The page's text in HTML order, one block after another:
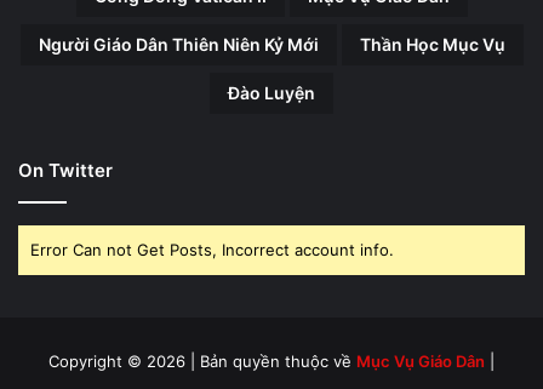
Người Giáo Dân Thiên Niên Kỷ Mới Thần Học Mục Vụ
Đào Luyện
On Twitter
Error Can not Get Posts, Incorrect account info.
Copyright © 2026 | Bản quyền thuộc về Mục Vụ Giáo Dân